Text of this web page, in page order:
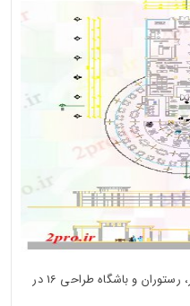
دانلود نقشه هتل - رستوران - اقامتگاه بار، رستوران و باشگاه طراحی 16 در